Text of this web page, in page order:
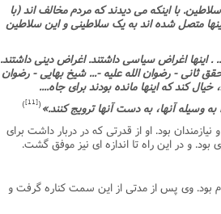
با اینکه مى دیدند که مردم مخالف اند (با
متصل شده اند به یک سلاطینى و این سلاطین
. اینها اغراض سیاسى داشتند. اغراض دینى داشتند.
ثانى - رضوان الله علیه -... شیخ بهایى - رضوان
کند که اینها مانده بودند براى جاه....
وسیله آنها، به دست آنها ترویج کنند.»(
[11]
)
بود. او از قدرتى که در دربار داشت براى
و در این راه تا اندازه اى نیز موفق گشت.
بود. وى پس از مدتى از این سمت کناره گرفت و